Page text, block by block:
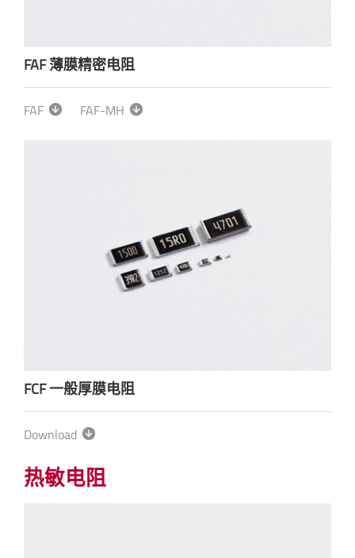
FAF 薄膜精密电阻
FAF FAF-MH
FCF 一般厚膜电阻
Download
热敏电阻